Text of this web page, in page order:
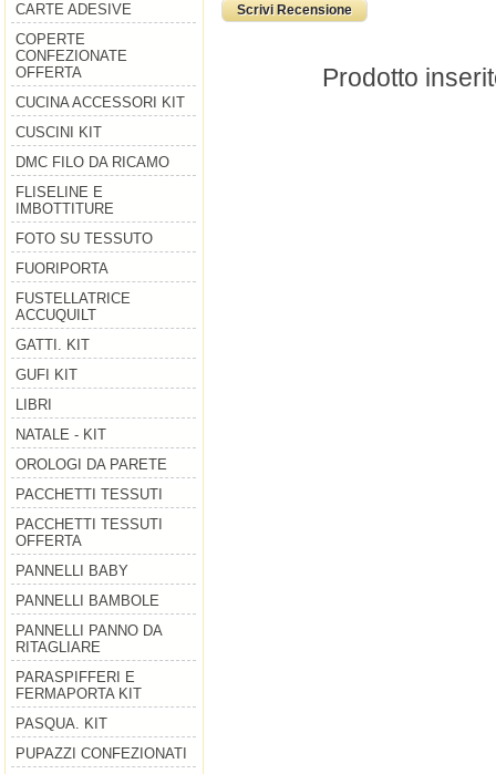
CARTE ADESIVE
COPERTE
CONFEZIONATE
OFFERTA
CUCINA ACCESSORI KIT
CUSCINI KIT
DMC FILO DA RICAMO
FLISELINE E
IMBOTTITURE
FOTO SU TESSUTO
FUORIPORTA
FUSTELLATRICE
ACCUQUILT
GATTI. KIT
GUFI KIT
LIBRI
NATALE - KIT
OROLOGI DA PARETE
PACCHETTI TESSUTI
PACCHETTI TESSUTI
OFFERTA
PANNELLI BABY
PANNELLI BAMBOLE
PANNELLI PANNO DA
RITAGLIARE
PARASPIFFERI E
FERMAPORTA KIT
PASQUA. KIT
PUPAZZI CONFEZIONATI
Scrivi Recensione
Prodotto